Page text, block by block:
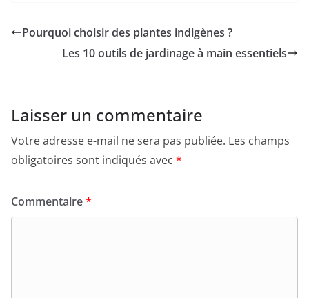
Pourquoi choisir des plantes indigènes ?
Les 10 outils de jardinage à main essentiels
Laisser un commentaire
Votre adresse e-mail ne sera pas publiée. Les champs
obligatoires sont indiqués avec *
Commentaire*